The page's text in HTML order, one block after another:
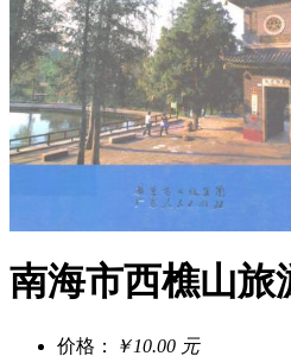
南海市西樵山旅
价格： ￥10.00 元